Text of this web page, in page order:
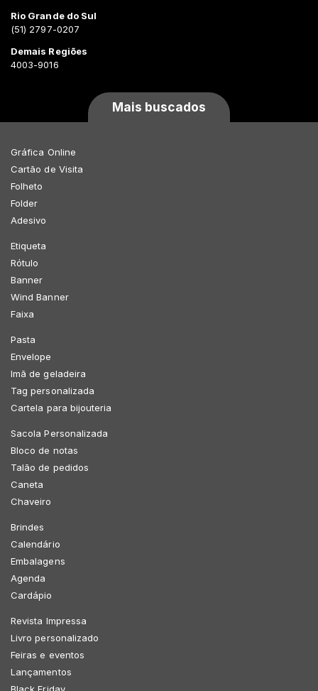
Rio Grande do Sul
(51) 2797-0207
Demais Regiões
4003-9016
Mais buscados
Gráfica Online
Cartão de Visita
Folheto
Folder
Adesivo
Etiqueta
Rótulo
Banner
Wind Banner
Faixa
Pasta
Envelope
Imã de geladeira
Tag personalizada
Cartela para bijouteria
Sacola Personalizada
Bloco de notas
Talão de pedidos
Caneta
Chaveiro
Brindes
Calendário
Embalagens
Agenda
Cardápio
Revista Impressa
Livro personalizado
Feiras e eventos
Lançamentos
Black Friday